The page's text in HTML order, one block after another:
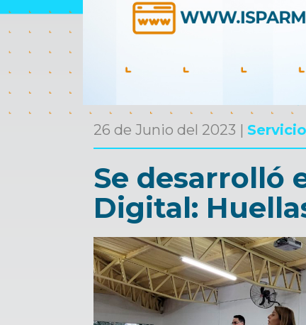
26 de Junio del 2023 |
Se desarrolló
Digital: